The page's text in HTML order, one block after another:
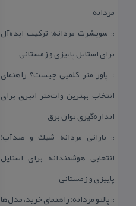
مردانه
:: سویشرت مردانه؛ تركیب ایده‌آل
برای استایل پاییزی و زمستانی
:: پاور متر كلمپی چیست؟ راهنمای
انتخاب بهترین وات‌متر انبری برای
اندازه‌گیری توان برق
:: بارانی مردانه شیك و ضدآب؛
انتخابی هوشمندانه برای استایل
پاییزی و زمستانی
:: پالتو مردانه؛ راهنمای خرید، مدل‌ها